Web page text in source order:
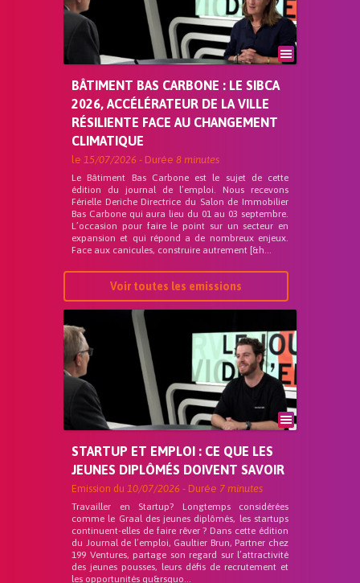
BÂTIMENT BAS CARBONE : LE SIBCA
2026, ACCÉLÉRATEUR DE LA VILLE
RÉSILIENTE FACE AU CHANGEMENT
CLIMATIQUE
le 15/07/2026 - Durée 8 minutes
Le Bâtiment Bas Carbone est le sujet de cette
édition du journal de l’emploi. Nous recevons
Férielle Deriche Directrice du Salon de Immobilier
Bas Carbone qui aura lieu du 01 au 03 septembre.
L’occasion pour faire le point sur un secteur en
expansion et qui répond a de nombreux enjeux.
Face aux canicules, construire autrement [&h...
Voir toutes les emissions
STARTUP ET EMPLOI : CE QUE LES
JEUNES DIPLÔMÉS DOIVENT SAVOIR
Emission du 10/07/2026 - Durée 7 minutes
Travailler en Startup? Longtemps considérées
comme le Graal des jeunes diplômés, les startups
continuent-elles de faire rêver ? Dans cette édition
du Journal de l’emploi, Gaultier Brun, Partner chez
199 Ventures, partage son regard sur l’attractivité
des jeunes pousses, leurs défis de recrutement et
les opportunités qu&rsquo...